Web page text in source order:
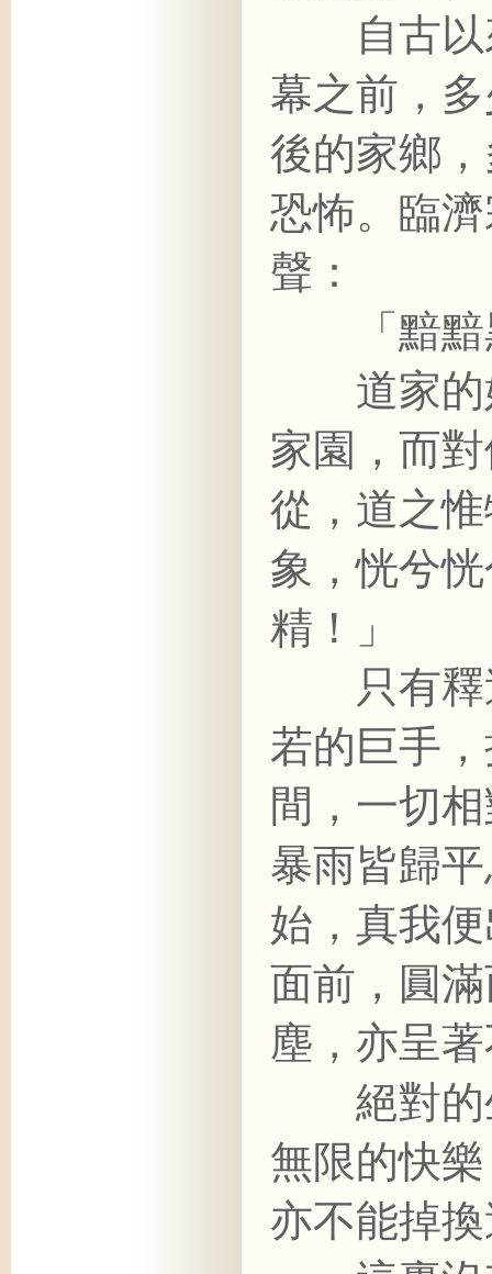
自古以
幕之前，
後的家鄉
恐怖。臨
聲：
「黯黯
道家的
家園，而
從，道之
象，恍兮
精！」
只有釋
若的巨手
間，一切
暴雨皆歸
始，真我
面前，圓
塵，亦呈
絕對的
無限的快
亦不能掉